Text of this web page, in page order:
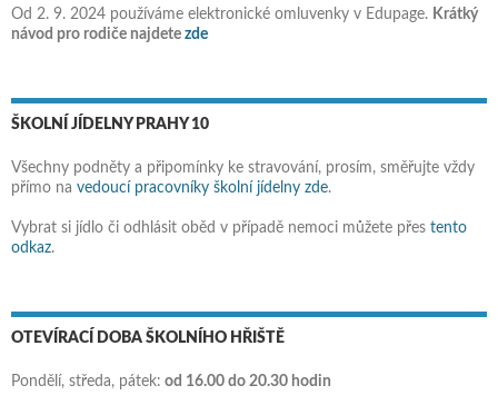
Od 2. 9. 2024 používáme elektronické omluvenky v Edupage. Krátký
návod pro rodiče najdete zde
ŠKOLNÍ JÍDELNY PRAHY 10
Všechny podněty a připomínky ke stravování, prosím, směřujte vždy
přímo na vedoucí pracovníky školní jídelny zde.
Vybrat si jídlo či odhlásit oběd v případě nemoci můžete přes tento
odkaz.
OTEVÍRACÍ DOBA ŠKOLNÍHO HŘIŠTĚ
Pondělí, středa, pátek: od 16.00 do 20.30 hodin